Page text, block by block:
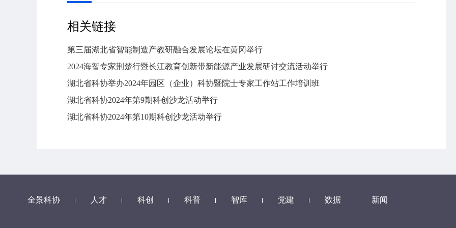
相关链接
第三届湖北省智能制造产教研融合发展论坛在黄冈举行
2024海智专家荆楚行暨长江教育创新带新能源产业发展研讨交流活动举行
湖北省科协举办2024年园区（企业）科协暨院士专家工作站工作培训班
湖北省科协2024年第9期科创沙龙活动举行
湖北省科协2024年第10期科创沙龙活动举行
全景科协 人才 科创 科普 智库 党建 数据 新闻